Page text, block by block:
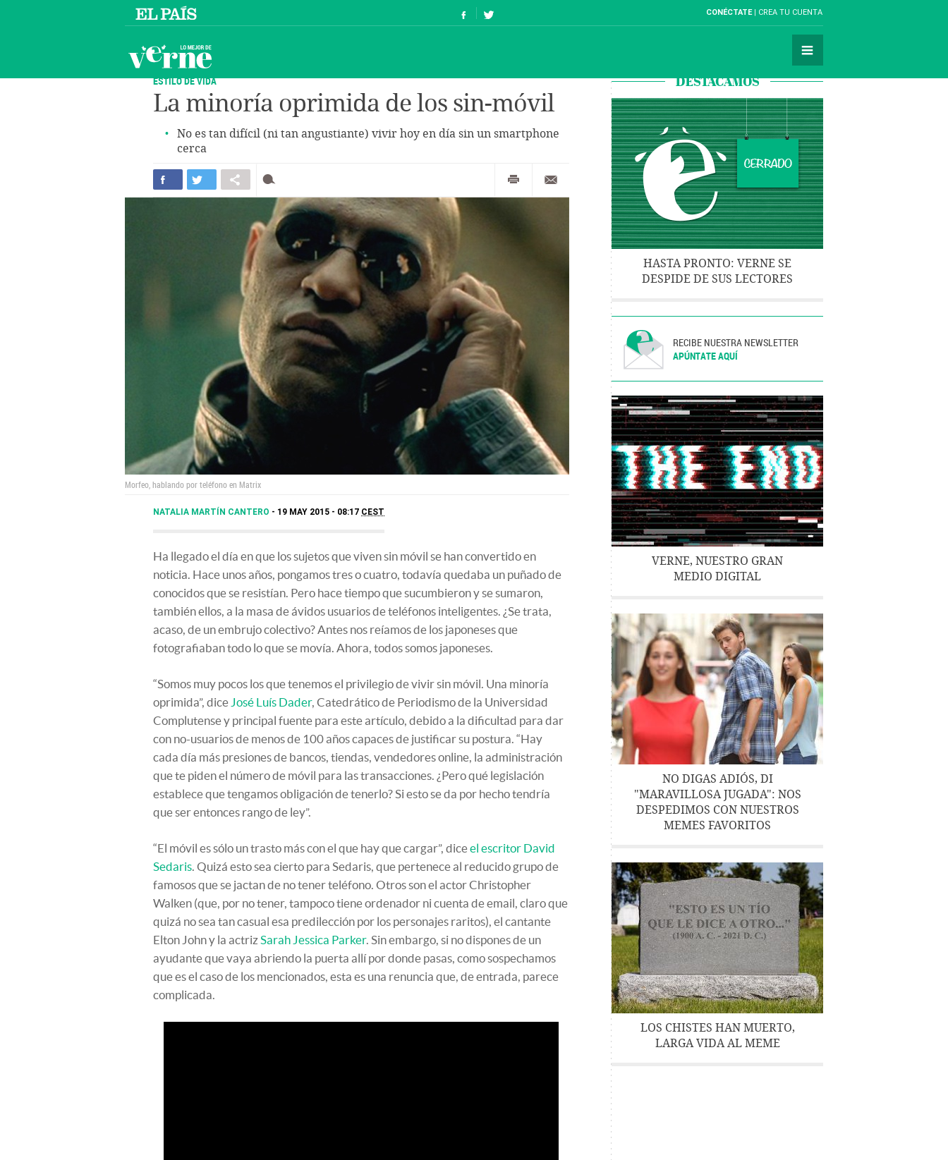
CONÉCTATE CREA TU CUENTA
ESTILO DE VIDA
La minoría oprimida de los sin-móvil
No es tan difícil (ni tan angustiante) vivir hoy en día sin un smartphone
cerca
Morfeo, hablando por teléfono en Matrix
NATALIA MARTÍN CANTERO 19 MAY 2015 - 08:17 CEST
Ha llegado el día en que los sujetos que viven sin móvil se han convertido en
noticia. Hace unos años, pongamos tres o cuatro, todavía quedaba un puñado de
conocidos que se resistían. Pero hace tiempo que sucumbieron y se sumaron,
también ellos, a la masa de ávidos usuarios de teléfonos inteligentes. ¿Se trata,
acaso, de un embrujo colectivo? Antes nos reíamos de los japoneses que
fotografiaban todo lo que se movía. Ahora, todos somos japoneses.
“Somos muy pocos los que tenemos el privilegio de vivir sin móvil. Una minoría
oprimida”, dice José Luís Dader, Catedrático de Periodismo de la Universidad
Complutense y principal fuente para este artículo, debido a la dificultad para dar
con no-usuarios de menos de 100 años capaces de justificar su postura. “Hay
cada día más presiones de bancos, tiendas, vendedores online, la administración
que te piden el número de móvil para las transacciones. ¿Pero qué legislación
establece que tengamos obligación de tenerlo? Si esto se da por hecho tendría
que ser entonces rango de ley”.
“El móvil es sólo un trasto más con el que hay que cargar”, diceel escritor David
Sedaris. Quizá esto sea cierto para Sedaris, que pertenece al reducido grupo de
famosos que se jactan de no tener teléfono. Otros son el actor Christopher
Walken (que, por no tener, tampoco tiene ordenador ni cuenta de email, claro que
quizá no sea tan casual esa predilección por los personajes raritos), el cantante
Elton John y la actrizSarah Jessica Parker. Sin embargo, si no dispones de un
ayudante que vaya abriendo la puerta allí por donde pasas, como sospechamos
que es el caso de los mencionados, esta es una renuncia que, de entrada, parece
complicada.
DESTACAMOS
HASTA PRONTO: VERNE SE
DESPIDE DE SUS LECTORES
RECIBE NUESTRA NEWSLETTER
APÚNTATE AQUÍ
VERNE, NUESTRO GRAN
MEDIO DIGITAL
NO DIGAS ADIÓS, DI
"MARAVILLOSA JUGADA": NOS
DESPEDIMOS CON NUESTROS
MEMES FAVORITOS
LOS CHISTES HAN MUERTO,
LARGA VIDA AL MEME